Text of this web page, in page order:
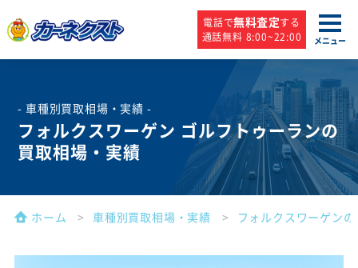
電話で無料査定する
通話無料 8:00~22:00
メニュー
- 車種別買取相場・実績 -
フォルクスワーゲン ゴルフトゥーランの
買取相場・実績
ホーム 車種別買取相場・実績 フォルクスワーゲン